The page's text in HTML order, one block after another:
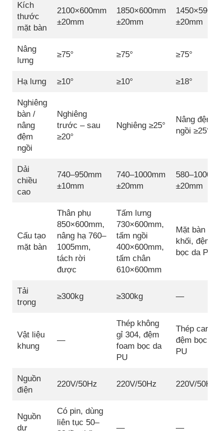
Kích
thước
mặt bàn
2100×600mm
±20mm
1850×600mm
±20mm
±20mm
Nâng
lưng
≥75° ≥75° ≥75°
Hạ lưng ≥10° ≥10° ≥18°
Nghiêng
bàn /
nâng
đệm
ngồi
Nghiêng
trước – sau
≥20°
Nghiêng ≥25°
Nâng đệm
ngồi ≥25°
Dải
chiều
cao
740–950mm
±10mm
740–1000mm
±20mm
±20mm
Cấu tạo
mặt bàn
Thân phụ
850×600mm,
nâng hạ 760–
1005mm,
tách rời
được
Tấm lưng
730×600mm,
tấm ngồi
400×600mm,
tấm chân
610×600mm
Mặt bàn liền
khối, đệm
bọc da PU
Tải
trọng
≥300kg ≥300kg —
Vật liệu
khung
—
Thép không
gỉ 304, đệm
foam bọc da
PU
Thép
đệm bọc da
PU
Nguồn
điện
220V/50Hz 220V/50Hz 220V/50Hz
Nguồn
dự
Có pin, dùng
liên tục 50–
— —